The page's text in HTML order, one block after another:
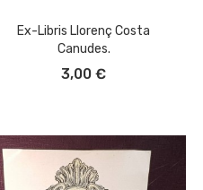
Ex-Libris Llorenç Costa
Canudes.
3,00 €